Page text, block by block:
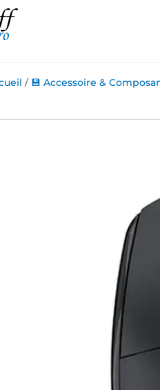
/ 💾 Accessoire &